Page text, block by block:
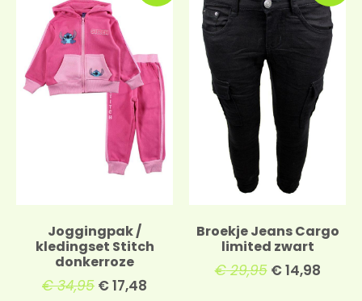
Joggingpak /
kledingset Stitch
donkerroze
€34,95 €17,48
Broekje Jeans Cargo
limited zwart
€29,95 €14,98